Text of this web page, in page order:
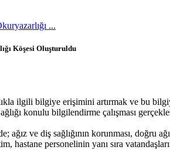
...
Köşesi Oluşturuldu
ilgili bilgiye erişimini artırmak ve bu
konulu bilgilendirme çalışması
ağız ve diş sağlığının korunması, doğru
hastane personelinin yanı sıra